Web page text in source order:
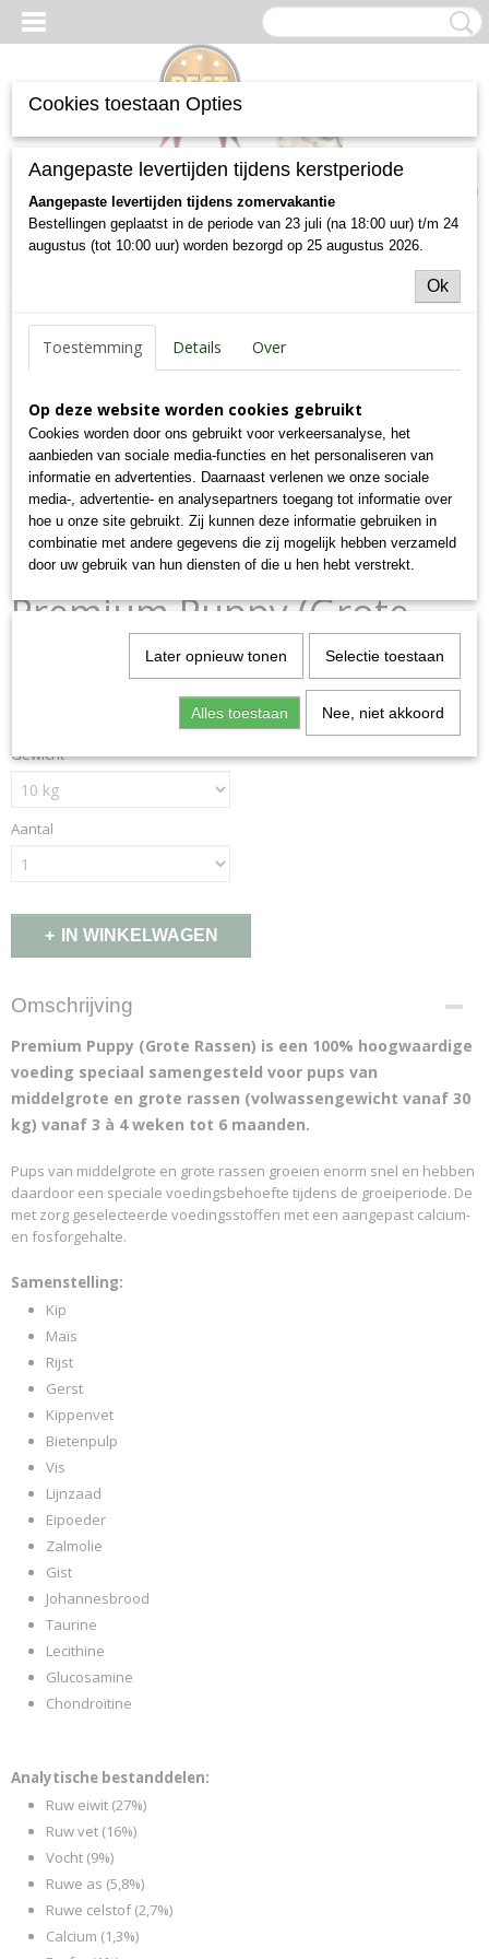
Inloggen Registreren
UW WINKELWAGEN
(0)
Home>Hondenvoer>Krokante brokken > Premium Puppy
Premium Puppy (Grote
(inclusief btw 21%)
Gewicht
Aantal
IN WINKELWAGEN
Omschrijving
Premium Puppy (Grote Rassen) is een 100% hoogwaardige
voeding speciaal samengesteld voor pups van
middelgrote en grote rassen (volwassengewicht vanaf 30
kg) vanaf 3 à 4 weken tot 6 maanden.
Pups van middelgrote en grote rassen groeien enorm snel en hebben
daardoor een speciale voedingsbehoefte tijdens de groeiperiode. De
met zorg geselecteerde voedingsstoffen met een aangepast calcium-
en fosforgehalte.
Samenstelling:
Kip
Maïs
Rijst
Gerst
Kippenvet
Bietenpulp
Vis
Lijnzaad
Eipoeder
Zalmolie
Gist
Johannesbrood
Taurine
Lecithine
Glucosamine
Chondroïtine
Analytische bestanddelen:
Ruw eiwit (27%)
Ruw vet (16%)
Vocht (9%)
Ruwe as (5,8%)
Ruwe celstof (2,7%)
Calcium (1,3%)
Cookies toestaan Opties
Aangepaste levertijden tijdens kerstperiode
Aangepaste levertijden tijdens zomervakantie
Bestellingen geplaatst in de periode van 23 juli (na 18:00 uur) t/m 24
augustus (tot 10:00 uur) worden bezorgd op 25 augustus 2026.
Ok
Toestemming Details Over
Op deze website worden cookies gebruikt
Cookies worden door ons gebruikt voor verkeersanalyse, het
aanbieden van sociale media-functies en het personaliseren van
informatie en advertenties. Daarnaast verlenen we onze sociale
media-, advertentie- en analysepartners toegang tot informatie over
hoe u onze site gebruikt. Zij kunnen deze informatie gebruiken in
combinatie met andere gegevens die zij mogelijk hebben verzameld
door uw gebruik van hun diensten of die u hen hebt verstrekt.
Later opnieuw tonen Selectie toestaan
Alles toestaan Nee, niet akkoord